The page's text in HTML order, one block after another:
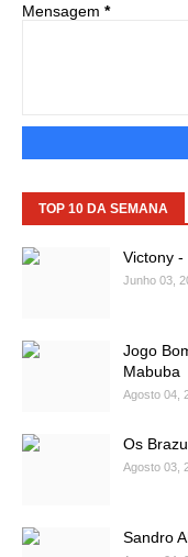
Mensagem *
TOP 10 DA SEMANA
Victony -
Junho 03,
Jogo
Mabuba
Agosto 04,
Os
Agosto 03,
Sandro